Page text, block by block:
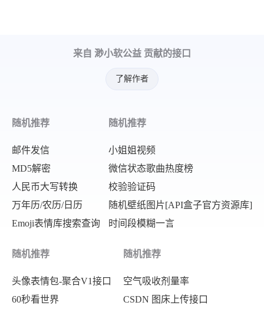
来自 渺小软公益 贡献的接口
了解作者
随机推荐
邮件发信
MD5解密
人民币大写转换
万年历/农历/日历
Emoji表情库搜索查询
随机推荐
小姐姐视频
微信状态歌曲热度榜
校验验证码
随机壁纸图片[API盒子官方资源库]
时间段模糊一言
随机推荐
头像表情包-聚合V1接口
60秒看世界
随机推荐
空气吸收剂量率
CSDN 图床上传接口